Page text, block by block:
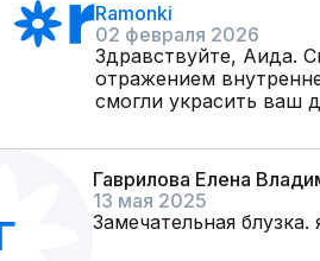
Ramonki
02 февраля 2026
Здравствуйте, Аида.
отражением
смогли украсить ваш
Гаврилова Елена
13 мая 2025
Замечательная